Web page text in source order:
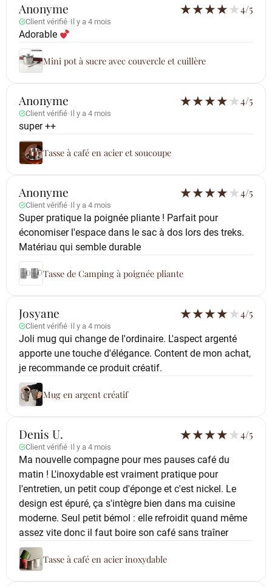
Anonyme
Client vérifié· Il y a 4 mois
★★★★★4/5
Adorable
Mini pot à sucre avec couvercle et cuillère
Anonyme
Client vérifié· Il y a 4 mois
★★★★★4/5
super ++
Tasse à café en acier et soucoupe
Anonyme
Client vérifié· Il y a 4 mois
★★★★★4/5
Super pratique la poignée pliante ! Parfait pour
économiser l'espace dans le sac à dos lors des treks.
Matériau qui semble durable
Tasse de Camping à poignée pliante
Josyane
Client vérifié· Il y a 4 mois
★★★★★4/5
Joli mug qui change de l'ordinaire. L'aspect argenté
apporte une touche d'élégance. Content de mon achat,
je recommande ce produit créatif.
Mug en argent créatif
Denis U.
Client vérifié· Il y a 4 mois
★★★★★4/5
Ma nouvelle compagne pour mes pauses café du
matin ! L'inoxydable est vraiment pratique pour
l'entretien, un petit coup d'éponge et c'est nickel. Le
design est épuré, ça s'intègre bien dans ma cuisine
moderne. Seul petit bémol : elle refroidit quand même
assez vite donc il faut boire son café sans traîner
Tasse à café en acier inoxydable